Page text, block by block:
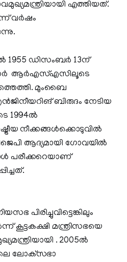
എത്തിയത്.
വര്‍ഷം
1955 ഡിസംബര്‍ 13ന്
ആര്‍എസ്എസിലൂടെ
മുംബൈ
ബിരുദം നേടിയ
1994ല്‍
നീക്കങ്ങള്‍ക്കൊടുവില്‍
ആദ്യമായി ഗോവയില്‍
പരീക്കറെയാണ്
പിരിച്ചുവിട്ടെങ്കിലും
കൂട്ടകക്ഷി മന്ത്രിസഭയെ
. 2005ല്‍
ലോക്‌സഭാ